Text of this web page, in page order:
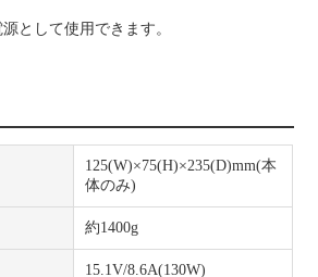
として使用できます。
125(W)×75(H)×235(D)mm(本
体のみ)
約1400g
15.1V/8.6A(130W)